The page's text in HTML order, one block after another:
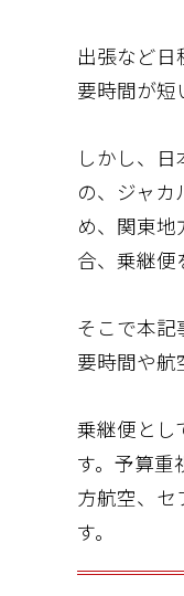
出張など
要時間が短
しかし、
の、ジャカ
め、関東
合、乗継便
そこで本記
要時間や航
乗継便とし
す。予算重
方航空、セ
す。